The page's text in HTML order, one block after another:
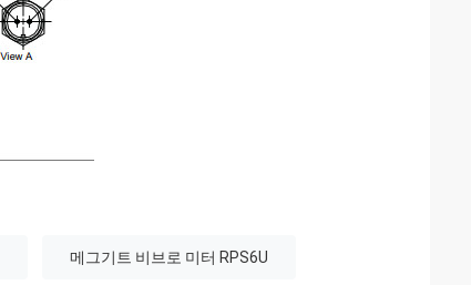
메그기트 비브로 미터 RPS6U